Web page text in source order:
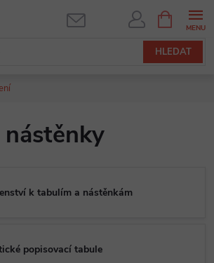
HLEDAT
NÁKUPNÍ
KOŠÍK
nástěnky
k tabulím a nástěnkám
popisovací tabule